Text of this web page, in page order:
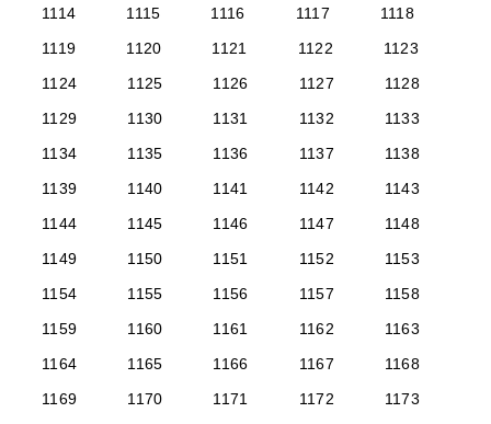
1114
1115 1116 1117
1118
1119
1120 1121 1122
1123
1124
1125 1126 1127
1128
1129
1130 1131 1132
1133
1134
1135 1136 1137
1138
1139
1140 1141 1142
1143
1144
1145 1146 1147
1148
1149
1150 1151 1152
1153
1154
1155 1156 1157
1158
1159
1160 1161 1162
1163
1164
1165 1166 1167
1168
1169
1170 1171 1172
1173